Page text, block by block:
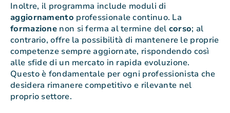
Inoltre, il programma include moduli di
aggiornamento professionale continuo. La
formazione non si ferma al termine del corso; al
contrario, offre la possibilità di mantenere le proprie
competenze sempre aggiornate, rispondendo così
alle sfide di un mercato in rapida evoluzione.
Questo è fondamentale per ogni professionista che
desidera rimanere competitivo e rilevante nel
proprio settore.